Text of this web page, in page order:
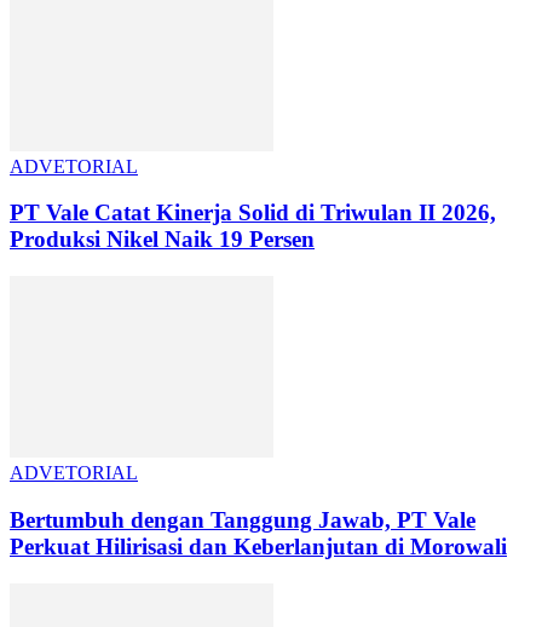
ADVETORIAL
PT Vale Catat Kinerja Solid di Triwulan II 2026,
Produksi Nikel Naik 19 Persen
ADVETORIAL
Bertumbuh dengan Tanggung Jawab, PT Vale
Perkuat Hilirisasi dan Keberlanjutan di Morowali